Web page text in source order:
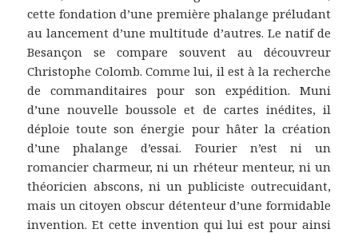
cette fondation d’une première phalange préludant
au lancement d’une multitude d’autres. Le natif de
Besançon se compare souvent au découvreur
Christophe Colomb. Comme lui, il est à la recherche
de commanditaires pour son expédition. Muni
d’une nouvelle boussole et de cartes inédites, il
déploie toute son énergie pour hâter la création
d’une phalange d’essai. Fourier n’est ni un
romancier charmeur, ni un rhéteur menteur, ni un
théoricien abscons, ni un publiciste outrecuidant,
mais un citoyen obscur détenteur d’une formidable
invention. Et cette invention qui lui est pour ainsi